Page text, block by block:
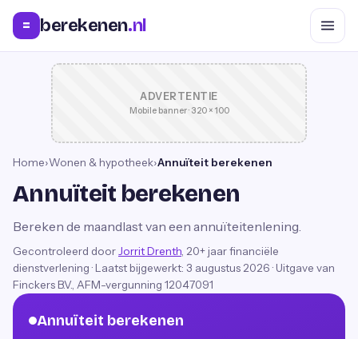
= berekenen.nl
ADVERTENTIE
Mobile banner · 320 × 100
Home›Wonen & hypotheek›Annuïteit berekenen
Annuïteit berekenen
Bereken de maandlast van een annuïteitenlening.
Gecontroleerd door Jorrit Drenth , 20+ jaar financiële
dienstverlening · Laatst bijgewerkt: 3 augustus 2026 · Uitgave van
Finckers B.V., AFM-vergunning 12047091
Annuïteit berekenen